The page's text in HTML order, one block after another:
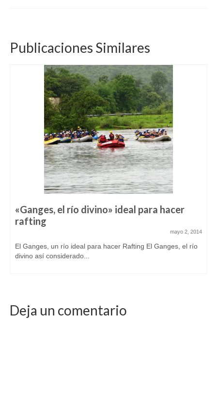
Publicaciones Similares
«Ganges, el río divino» ideal para hacer
rafting
mayo 2, 2014
El Ganges, un río ideal para hacer Rafting El Ganges, el río
divino así considerado...
Deja un comentario